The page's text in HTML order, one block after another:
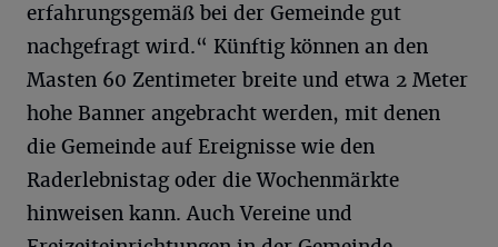
erfahrungsgemäß bei der Gemeinde gut
nachgefragt wird.“ Künftig können an den
Masten 60 Zentimeter breite und etwa 2 Meter
hohe Banner angebracht werden, mit denen
die Gemeinde auf Ereignisse wie den
Raderlebnistag oder die Wochenmärkte
hinweisen kann. Auch Vereine und